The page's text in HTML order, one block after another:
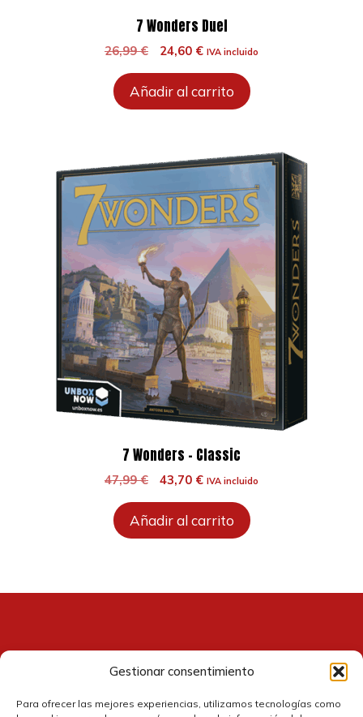
Gestionar consentimiento
Para ofrecer las mejores experiencias, utilizamos tecnologías como
7 Wonders Duel
26,99€
El
original
era:
24,60 €El
actual
es:
IVA incluido
Añadir al carrito
7 Wonders – Classic
47,99€
El
original
era:
43,70 €El
actual
es:
IVA incluido
Añadir al carrito